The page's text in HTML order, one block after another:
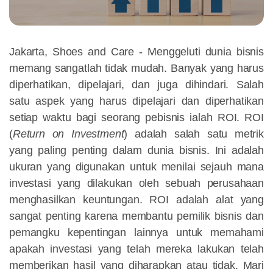
Jakarta, Shoes and Care - Menggeluti dunia bisnis
memang sangatlah tidak mudah. Banyak yang harus
diperhatikan, dipelajari, dan juga dihindari. Salah
satu aspek yang harus dipelajari dan diperhatikan
setiap waktu bagi seorang pebisnis ialah ROI. ROI
(Return on Investment) adalah salah satu metrik
yang paling penting dalam dunia bisnis. Ini adalah
ukuran yang digunakan untuk menilai sejauh mana
investasi yang dilakukan oleh sebuah perusahaan
menghasilkan keuntungan. ROI adalah alat yang
sangat penting karena membantu pemilik bisnis dan
pemangku kepentingan lainnya untuk memahami
apakah investasi yang telah mereka lakukan telah
memberikan hasil yang diharapkan atau tidak. Mari